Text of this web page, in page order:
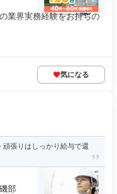
業界実務経験をお持ちの
気になる
張りはしっかり給与で還
部